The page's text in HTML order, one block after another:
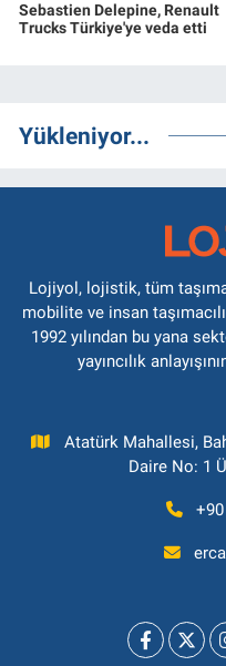
Sebastien Delepine, Renault
Trucks Türkiye'ye veda etti
Yükleniyor...
Lojiyol, lojistik, tüm
mobilite ve insan
1992 yılından bu yana
yayıncılık
Atatürk Mahallesi,
Daire No: 1